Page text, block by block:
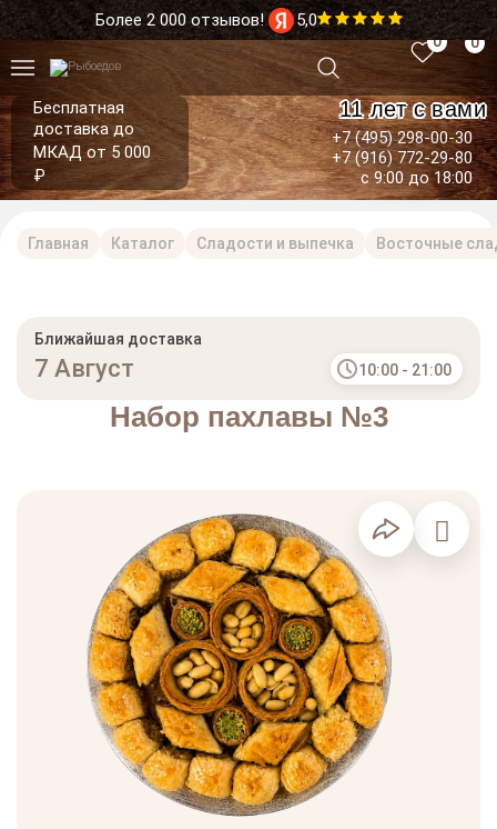
Более 2 000 отзывов! 5,0
Бесплатная
доставка до
МКАД от 5 000
₽
11 лет с вами
+7 (495) 298-00-30
+7 (916) 772-29-80
с 9:00 до 18:00
0 0
Главная Каталог Сладости и выпечка Восточные
Набор пахлавы №3
Ближайшая доставка
7 Август 10:00 - 21:00